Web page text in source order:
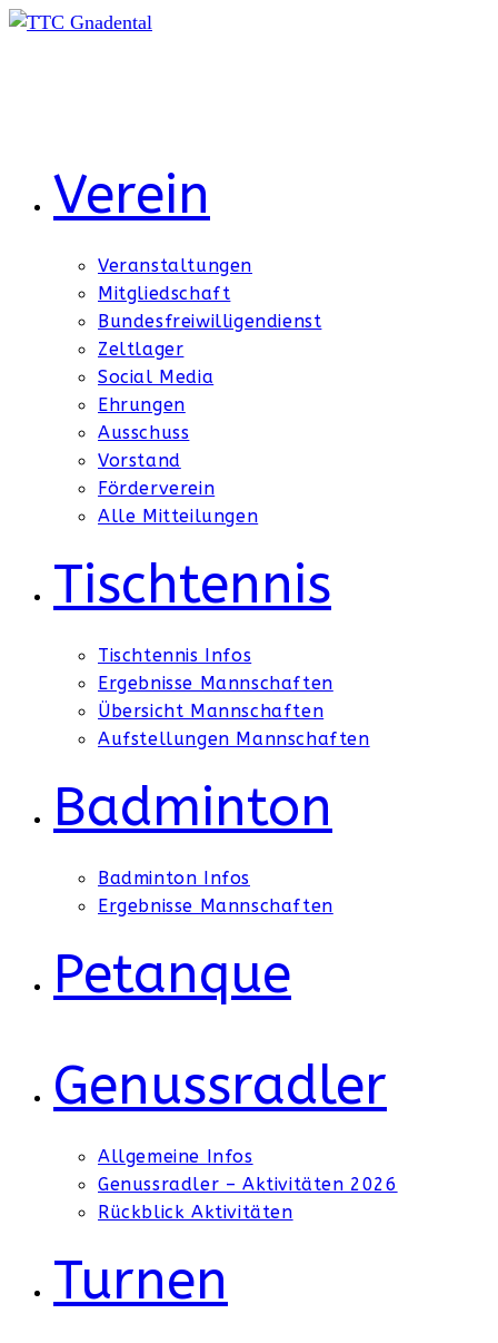
Zum
Verein
Veranstaltungen
Mitgliedschaft
Bundesfreiwilligendienst
Zeltlager
Social Media
Ehrungen
Ausschuss
Vorstand
Förderverein
Alle Mitteilungen
Tischtennis
Tischtennis Infos
Ergebnisse Mannschaften
Übersicht Mannschaften
Aufstellungen Mannschaften
Badminton
Badminton Infos
Ergebnisse Mannschaften
Petanque
Genussradler
Allgemeine Infos
Genussradler – Aktivitäten 2026
Rückblick Aktivitäten
Turnen